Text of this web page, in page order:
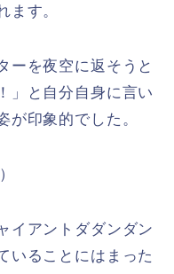
ます。
ーを夜空に返そうと
」と自分自身に言い
が印象的でした。
イアントダダンダン
いることにはまった